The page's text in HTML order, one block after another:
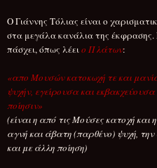
Ο Γιάννης Τόλιας είναι ο
στα μεγάλα κανάλια της έκφρασης.
πάσχει, όπως λέειο Πλάτων:
«απο Μουσών κατοκωχή τε και
ψυχήν, εγείρουσα και εκβακχεύουσα
ποίησιν»
(είναι η από τις Μούσες κατοχή
αγνή και άβατη (παρθένο) ψυχή, την
και με άλλη ποίηση)